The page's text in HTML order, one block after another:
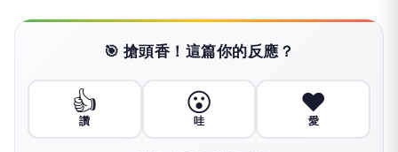
🎯 搶頭香！這篇你的反應？
👍
讚
😮
哇
❤️
愛